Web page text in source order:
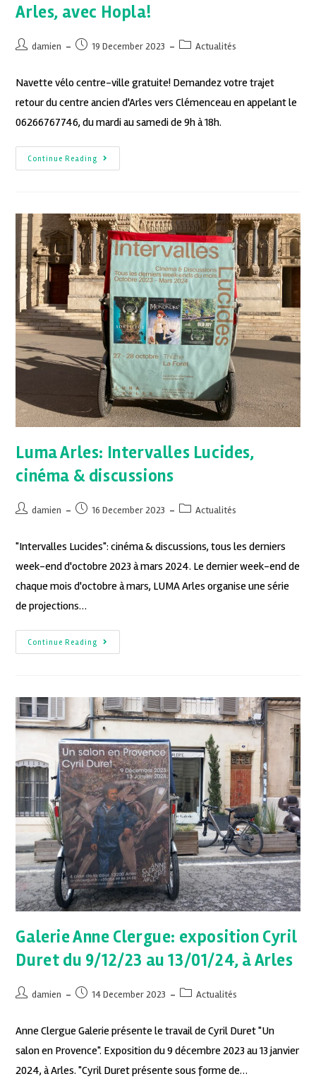
Arles, avec Hopla!
damien 19 December 2023 Actualités
Navette vélo centre-ville gratuite! Demandez votre trajet
retour du centre ancien d'Arles vers Clémenceau en appelant le
06266767746, du mardi au samedi de 9h à 18h.
Continue Reading
Luma Arles: Intervalles Lucides,
cinéma & discussions
damien 16 December 2023 Actualités
"Intervalles Lucides": cinéma & discussions, tous les derniers
week-end d'octobre 2023 à mars 2024. Le dernier week-end de
chaque mois d'octobre à mars, LUMA Arles organise une série
de projections…
Continue Reading
Galerie Anne Clergue: exposition Cyril
Duret du 9/12/23 au 13/01/24, à Arles
damien 14 December 2023 Actualités
Anne Clergue Galerie présente le travail de Cyril Duret "Un
salon en Provence". Exposition du 9 décembre 2023 au 13 janvier
2024, à Arles. "Cyril Duret présente sous forme de…